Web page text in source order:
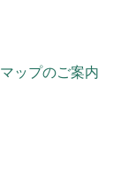
ップのご案内